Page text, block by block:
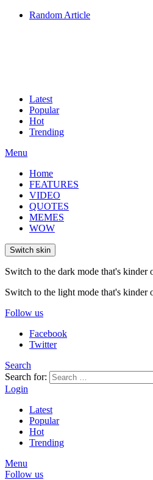
Random Article
Latest
Popular
Hot
Trending
Menu
Home
FEATURES
VIDEO
QUOTES
MEMES
WOW
Switch skin
Switch to the dark mode that's kinder
Switch to the light mode that's kinder
Follow us
Facebook
Twitter
Search
Search for:
Login
Latest
Popular
Hot
Trending
Menu
Follow us